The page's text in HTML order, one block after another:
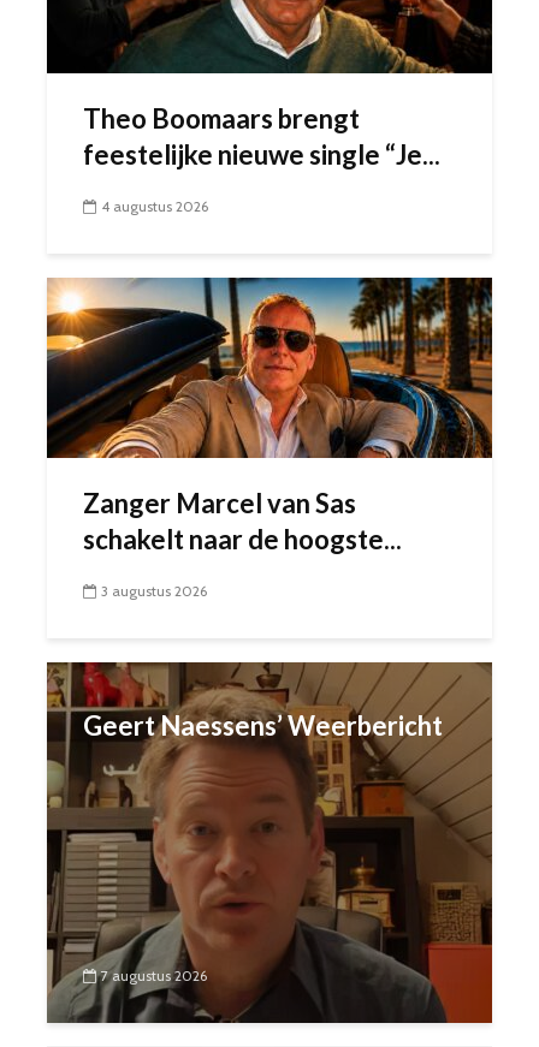
Theo Boomaars brengt
feestelijke nieuwe single “Je...
4 augustus 2026
Zanger Marcel van Sas
schakelt naar de hoogste...
3 augustus 2026
Geert Naessens’ Weerbericht
7 augustus 2026